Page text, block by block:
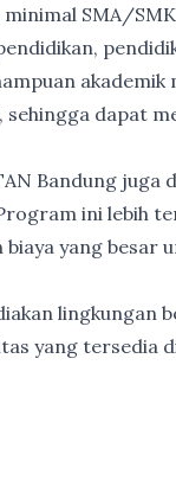
SMA/
akademik
dapat
Bandung juga
ini lebih
yang besar
lingkungan
yang tersedia